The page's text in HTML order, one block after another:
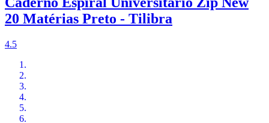
20 Matérias Preto - Tilibra
4.5